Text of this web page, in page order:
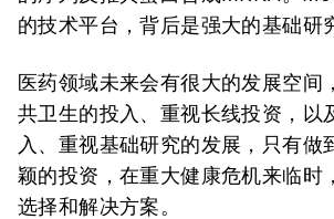
的技术平台，背后是强大的基础研
医药领域未来会有很大的发展空间
共卫生的投入、重视长线投资，以
入、重视基础研究的发展，只有做
颖的投资，在重大健康危机来临时
选择和解决方案。